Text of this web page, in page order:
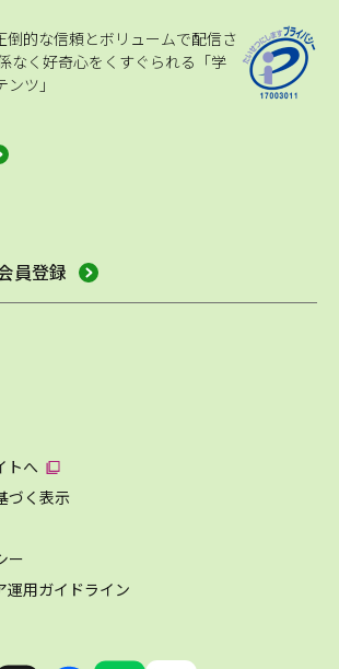
倒的な信頼とボリュームで配信さ
なく好奇心をくすぐられる「学
ツ」
員登録
トへ
づく表示
ー
運用ガイドライン